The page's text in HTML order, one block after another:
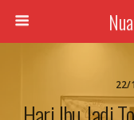
22/